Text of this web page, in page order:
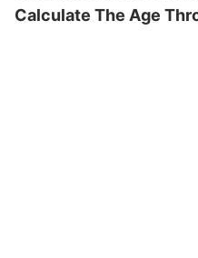
Calculate The Age